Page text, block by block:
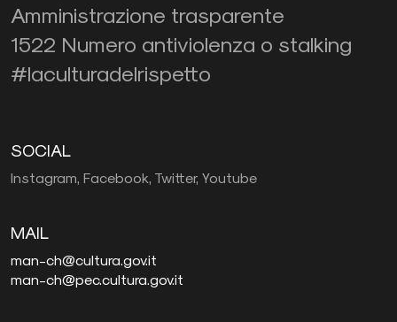
Amministrazione trasparente
1522 Numero antiviolenza o stalking
#laculturadelrispetto
SOCIAL
Instagram, Facebook, Twitter, Youtube
MAIL
man-ch@cultura.gov.it
man-ch@pec.cultura.gov.it